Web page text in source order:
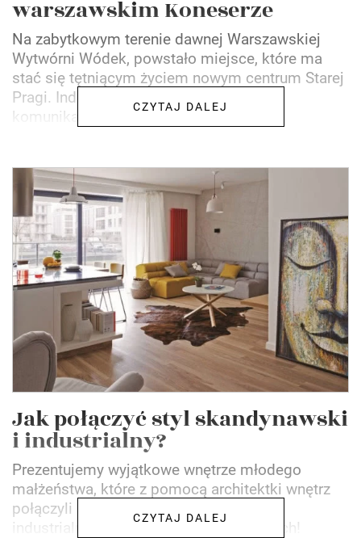
warszawskim Koneserze
Na zabytkowym terenie dawnej Warszawskiej
Wytwórni Wódek, powstało miejsce, które ma
stać się tętniącym życiem nowym centrum Starej
Pragi. Industrialna architektura i dobra
komunikacja zachęca coraz...
CZYTAJ DALEJ
Jak połączyć styl skandynawski
i industrialny?
Prezentujemy wyjątkowe wnętrze młodego
małżeństwa, które z pomocą architektki wnętrz
połączyli styl skandynawski ze stylem
industrialnym. Efekt zachwycił wszystkich!
CZYTAJ DALEJ